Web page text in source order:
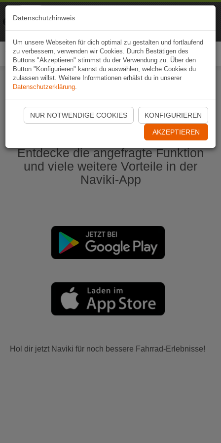
Naviki App jetzt öffnen
Entdecke die angefragte Funktion
und viele weitere Vorteile in der
Naviki-App
Hol dir jetzt Naviki für noch bessere Fahrrad-Erlebnisse!
Datenschutzhinweis
Um unsere Webseiten für dich optimal zu gestalten und fortlaufend
zu verbessern, verwenden wir Cookies. Durch Bestätigen des
Buttons "Akzeptieren" stimmst du der Verwendung zu. Über den
Button "Konfigurieren" kannst du auswählen, welche Cookies du
zulassen willst. Weitere Informationen erhälst du in unserer
Datenschutzerklärung.
NUR NOTWENDIGE COOKIES KONFIGURIEREN
AKZEPTIEREN
Naviki